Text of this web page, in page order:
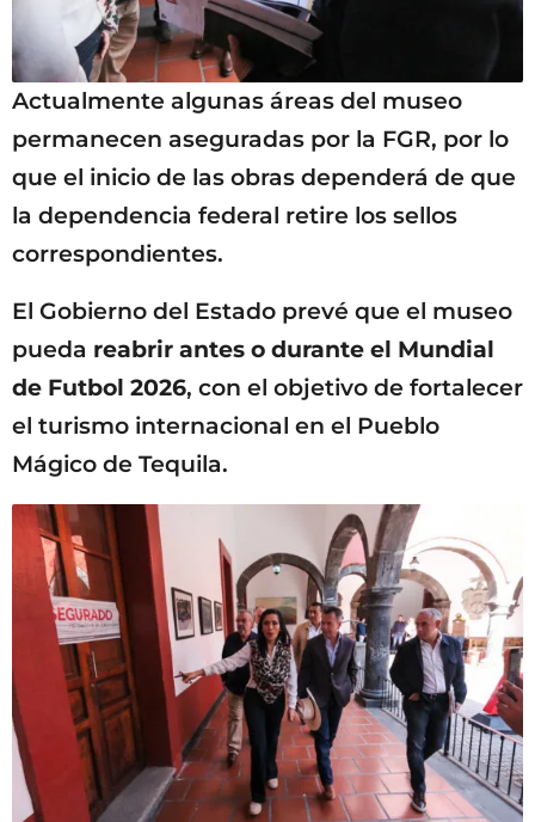
Actualmente algunas áreas del museo
permanecen aseguradas por la FGR, por lo
que el inicio de las obras dependerá de que
la dependencia federal retire los sellos
correspondientes.
El Gobierno del Estado prevé que el museo
pueda reabrir antes o durante el Mundial
de Futbol 2026, con el objetivo de fortalecer
el turismo internacional en el Pueblo
Mágico de Tequila.